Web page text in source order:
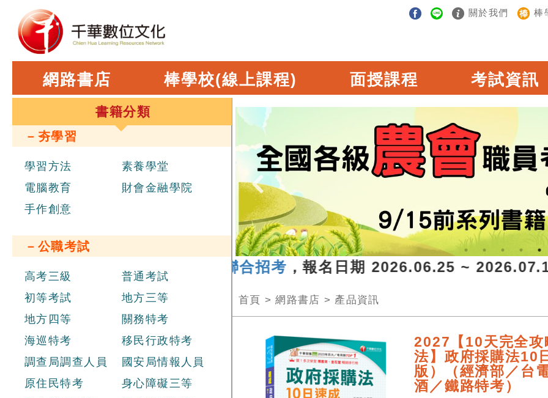
關於我們 棒
網路書店 棒學校(線上課程) 面授課程 考試資訊
書籍分類
－夯學習
學習方法
素養學堂
電腦教育
財會金融學院
手作創意
－公職考試
高考三級
普通考試
初等考試
地方三等
地方四等
關務特考
海巡特考
移民行政特考
調查局調查人員
國安局情報人員
原住民特考
身心障礙三等
年 經濟部新進職員辦理聯合招考，報名日期 2026.06.25 ~
首頁 >網路書店 > 產品資訊
2027【10天完全攻
法】政府採購法10
版）（經濟部／台
酒／鐵路特考）